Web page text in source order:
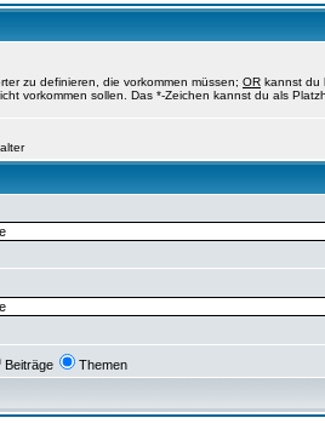
zu definieren, die vorkommen müssen; OR kannst du
vorkommen sollen. Das *-Zeichen kannst du als
Beiträge Themen